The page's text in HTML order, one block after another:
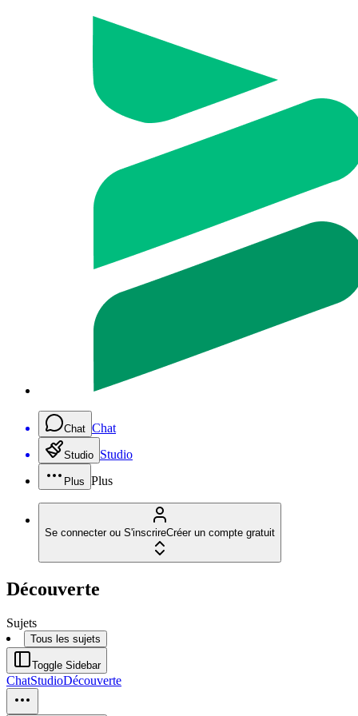
Chat Chat
Studio Studio
Plus Plus
Se connecter ou S'inscrireCréer un compte gratuit
Découverte
Sujets
Tous les sujets
Toggle Sidebar
ChatStudioDécouverte